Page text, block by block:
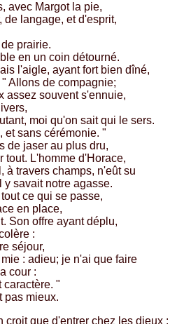
avec Margot la pie,
de langage, et d'esprit,
prairie.
en un coin détourné.
l'aigle, ayant fort bien dîné,
Allons de compagnie;
assez souvent s'ennuie,
moi qu'on sait qui le sers.
et sans cérémonie. "
de jaser au plus dru,
tout. L'homme d'Horace,
à travers champs, n'eût su
savait notre agasse.
ce qui se passe,
en place,
Son offre ayant déplu,
:
séjour,
: adieu; je n'ai que faire
cour :
caractère. "
pas mieux.
croit que d'entrer chez les dieux :